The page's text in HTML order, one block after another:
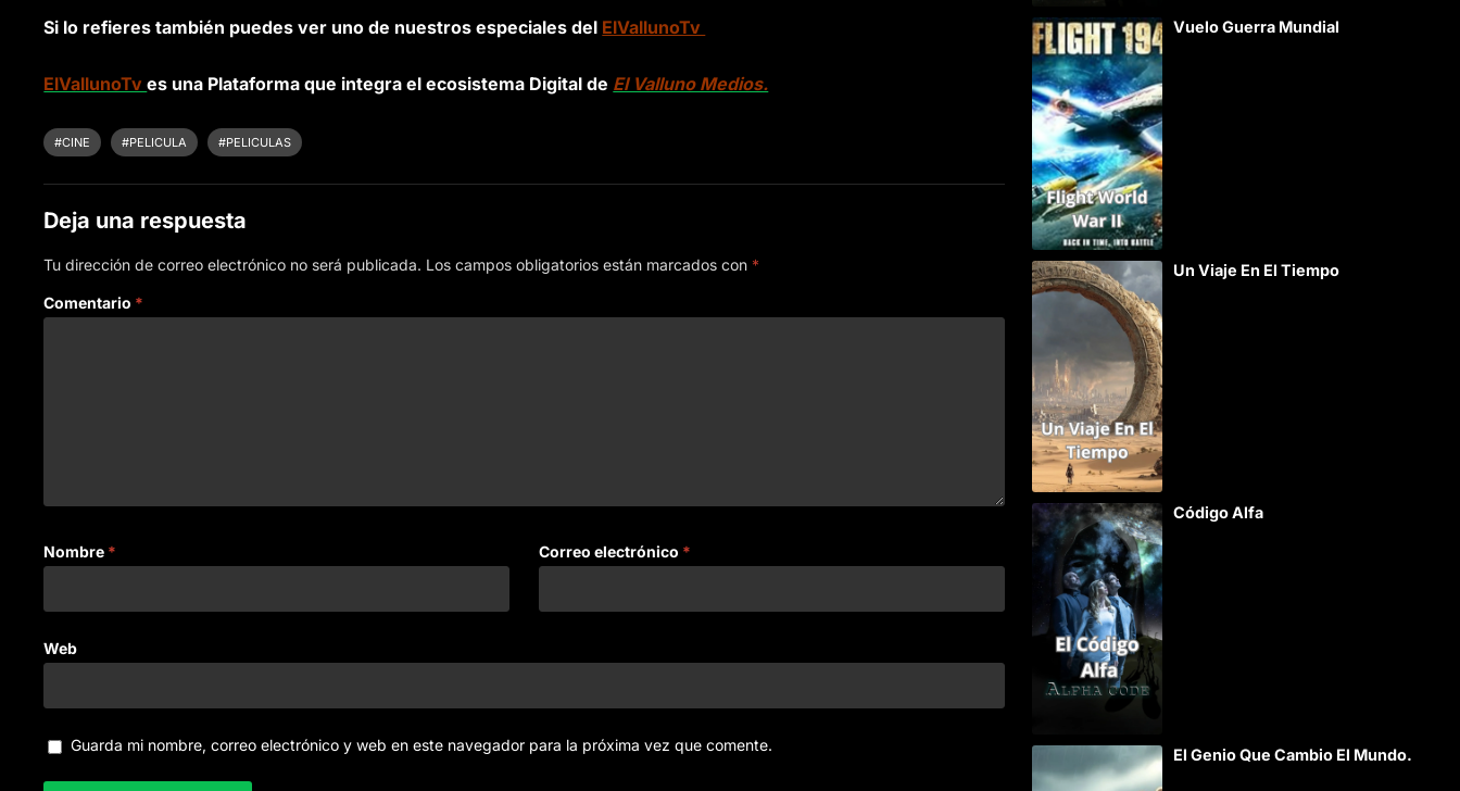
Si lo refieres también puedes ver uno de nuestros especiales del ElVallunoTv
ElVallunoTves una Plataforma que integra el ecosistema Digital de El Valluno Medios.
#CINE #PELICULA #PELICULAS
Deja una respuesta
Tu dirección de correo electrónico no será publicada. Los campos obligatorios están marcados con *
Comentario *
Nombre * Correo electrónico *
Web
Guarda mi nombre, correo electrónico y web en este navegador para la próxima vez que comente.
Vuelo Guerra Mundial
Un Viaje En El Tiempo
Código Alfa
El Genio Que Cambio El Mundo.